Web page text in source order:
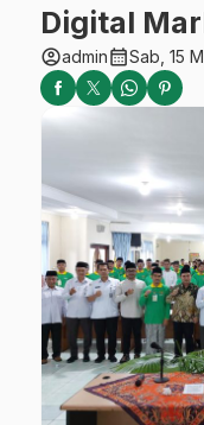
Digital
account_circleadmincalendar_monthSab, 15